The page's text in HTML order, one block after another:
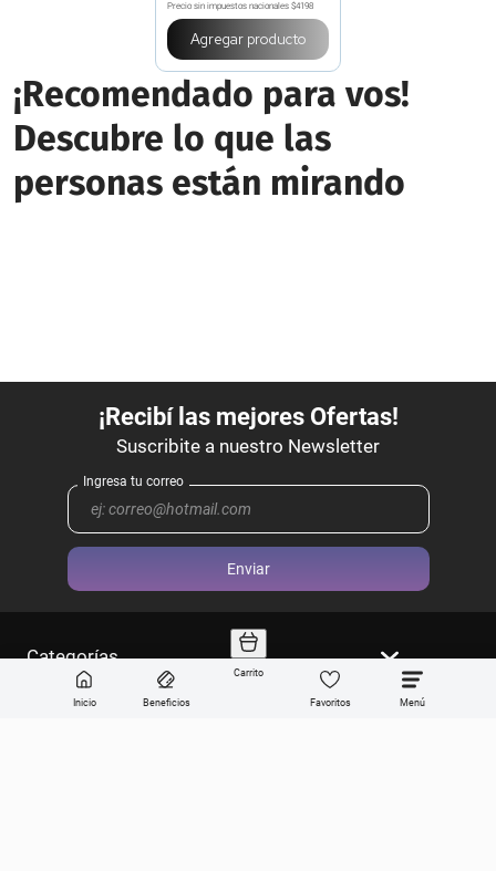
Inicio Beneficios
Carrito
Favoritos
Precio sin impuestos nacionales $4198
Agregar producto
¡Recomendado para vos!
Descubre lo que las
personas están mirando
Enviar
Categorías
Sobre Get the look